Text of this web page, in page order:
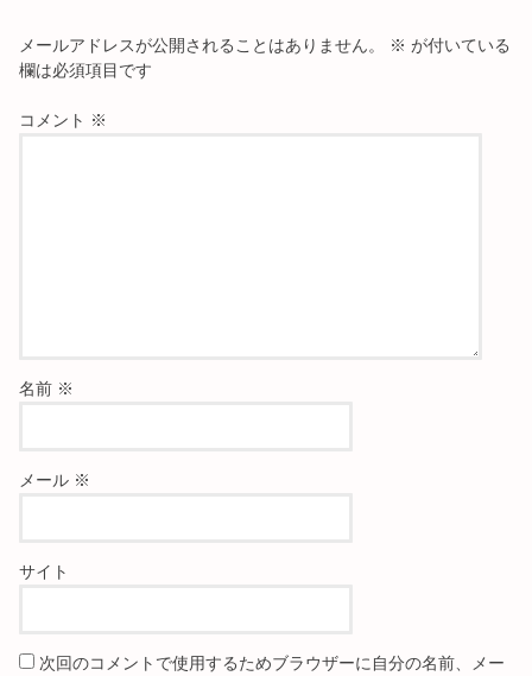
メールアドレスが公開されることはありません。 ※ が付いている
欄は必須項目です
コメント ※
名前 ※
メール ※
サイト
次回のコメントで使用するためブラウザーに自分の名前、メー